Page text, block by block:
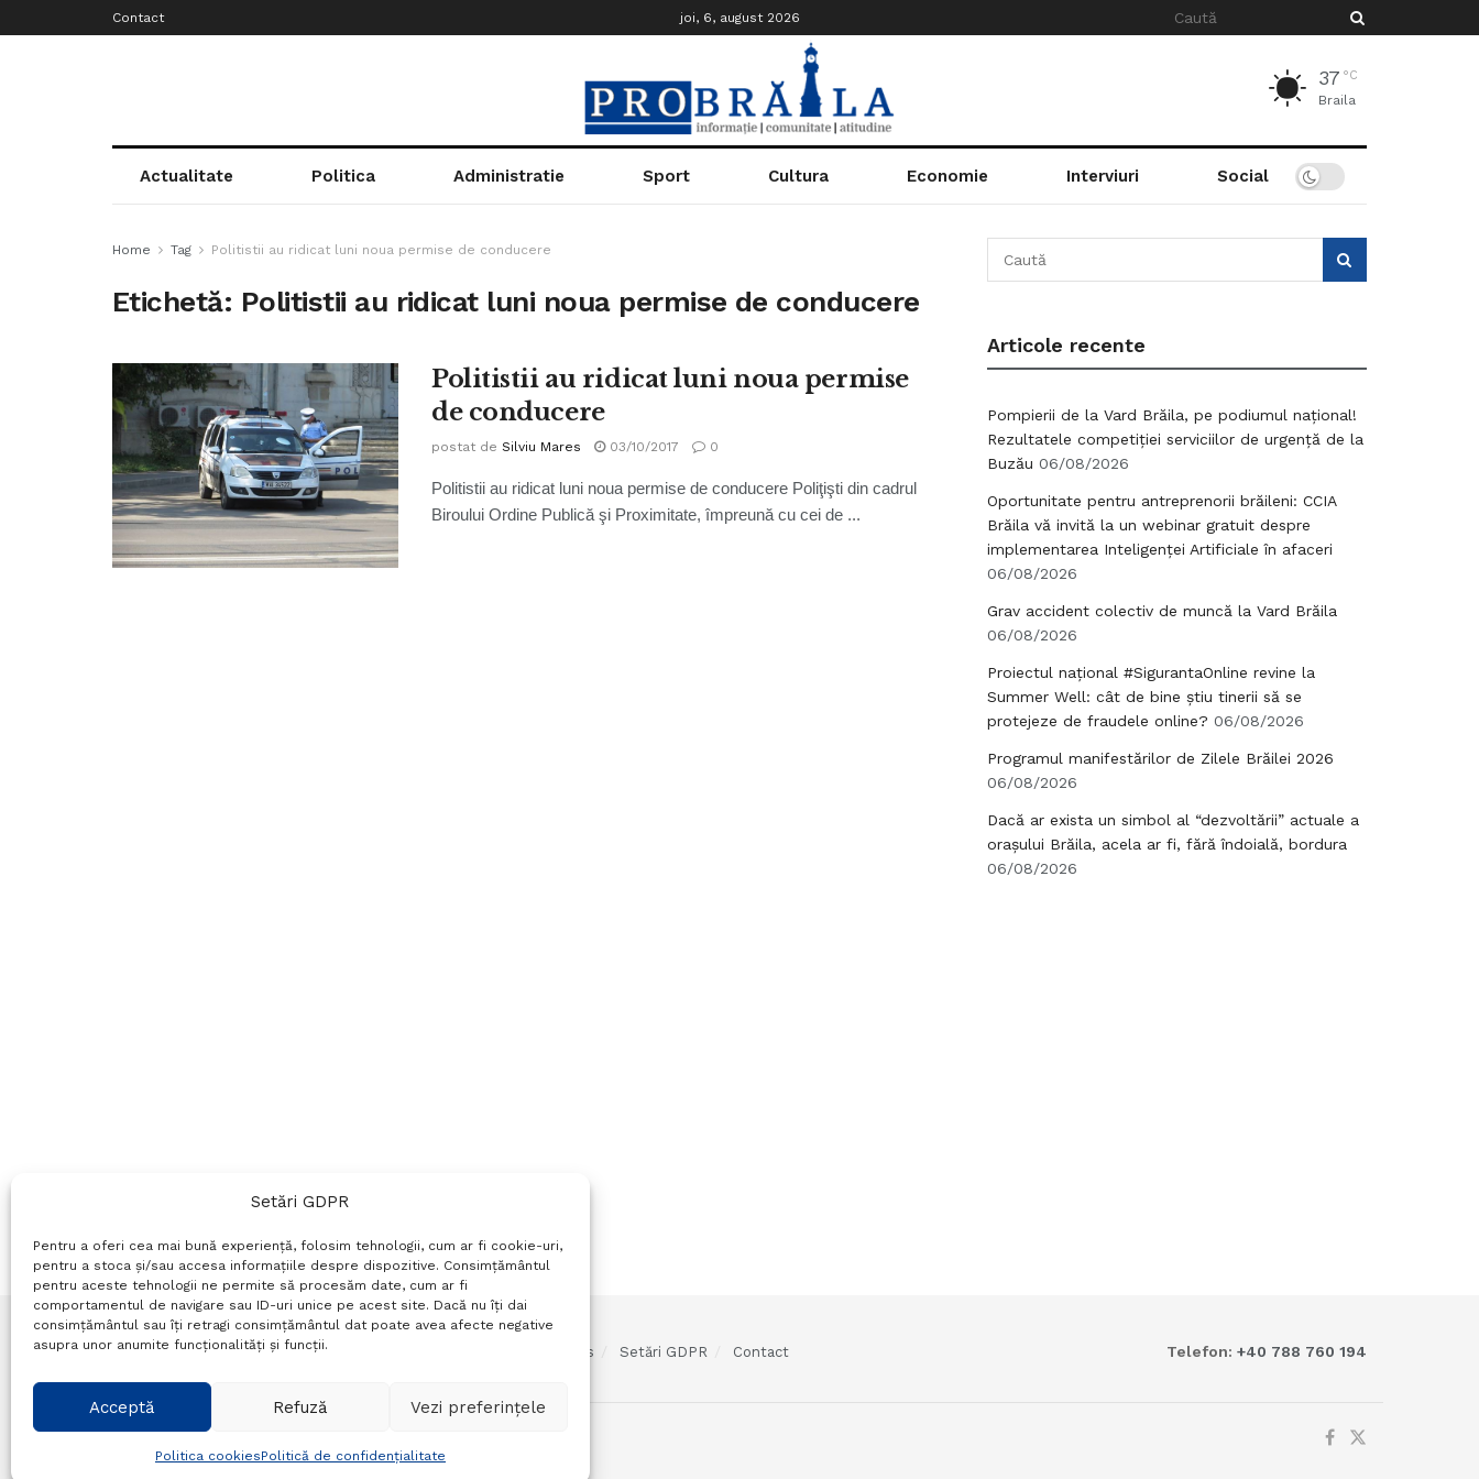
Setări GDPR
Pentru a oferi cea mai bună experiență, folosim tehnologii, cum ar fi cookie-uri,
pentru a stoca și/sau accesa informațiile despre dispozitive. Consimțământul
pentru aceste tehnologii ne permite să procesăm date, cum ar fi
comportamentul de navigare sau ID-uri unice pe acest site. Dacă nu îți dai
consimțământul sau îți retragi consimțământul dat poate avea afecte negative
asupra unor anumite funcționalități și funcții.
Acceptă Refuză Vezi preferințele
Politica cookiesPolitică de confidențialitate
Contact joi, 6, august 2026
37 °C
Braila
Actualitate Politica Administratie Sport Cultura Economie Interviuri Social
Home Tag Politistii au ridicat luni noua permise de conducere
Etichetă: Politistii au ridicat luni noua permise de conducere
Politistii au ridicat luni noua permise
de conducere
postat de Silviu Mares 03/10/2017 0
Politistii au ridicat luni noua permise de conducere Poliţişti din cadrul
Biroului Ordine Publică şi Proximitate, împreună cu cei de ...
Articole recente
Pompierii de la Vard Brăila, pe podiumul național!
Rezultatele competiției serviciilor de urgență de la
Buzău 06/08/2026
Oportunitate pentru antreprenorii brăileni: CCIA
Brăila vă invită la un webinar gratuit despre
implementarea Inteligenței Artificiale în afaceri
06/08/2026
Grav accident colectiv de muncă la Vard Brăila
06/08/2026
Proiectul național #SigurantaOnline revine la
Summer Well: cât de bine știu tinerii să se
protejeze de fraudele online? 06/08/2026
Programul manifestărilor de Zilele Brăilei 2026
06/08/2026
Dacă ar exista un simbol al “dezvoltării” actuale a
orașului Brăila, acela ar fi, fără îndoială, bordura
06/08/2026
Termeni si conditii Politică de confidențialitate Politica cookies Setări GDPR Contact Telefon: +40 788 760 194